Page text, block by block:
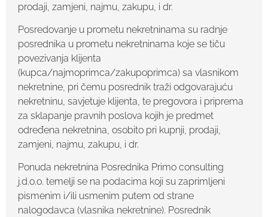
prodaji, zamjeni, najmu, zakupu, i dr.
Posredovanje u prometu nekretninama su radnje
posrednika u prometu nekretninama koje se tiču
povezivanja klijenta
(kupca/najmoprimca/zakupoprimca) sa vlasnikom
nekretnine, pri čemu posrednik traži odgovarajuću
nekretninu, savjetuje klijenta, te pregovora i priprema
za sklapanje pravnih poslova kojih je predmet
određena nekretnina, osobito pri kupnji, prodaji,
zamjeni, najmu, zakupu, i dr.
Ponuda nekretnina Posrednika Primo consulting
j.d.o.o. temelji se na podacima koji su zaprimljeni
pismenim i/ili usmenim putem od strane
nalogodavca (vlasnika nekretnine). Posrednik